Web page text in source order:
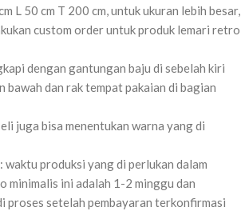
L 50 cm T 200 cm, untuk ukuran lebih besar,
custom order untuk produk lemari retro
dengan gantungan baju di sebelah kiri
bawah dan rak tempat pakaian di bagian
juga bisa menentukan warna yang di
waktu produksi yang di perlukan dalam
minimalis ini adalah 1-2 minggu dan
proses setelah pembayaran terkonfirmasi